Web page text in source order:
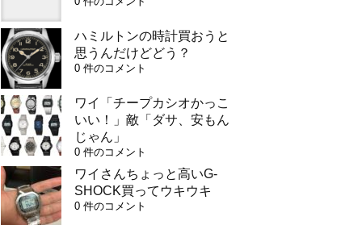
ハミルトンの時計買おうと
思うんだけどどう？
0 件のコメント
ワイ「チープカシオかっこ
いい！」敵「ダサ、安もん
じゃん」
0 件のコメント
ワイさんちょっと高いG-
SHOCK買ってウキウキ
0 件のコメント